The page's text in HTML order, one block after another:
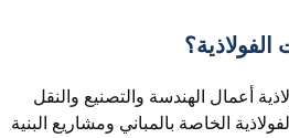
أعمال الهندسة والتصنيع والنقل
الخاصة بالمباني ومشاريع البنية